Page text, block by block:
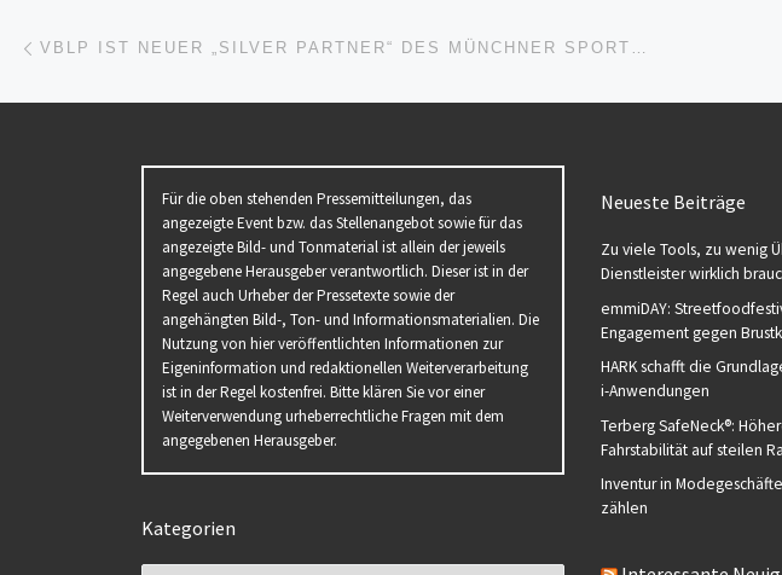
Beitragsnavigation
Für die oben stehenden Pressemitteilungen, das
angezeigte Event bzw. das Stellenangebot sowie für das
angezeigte Bild- und Tonmaterial ist allein der jeweils
angegebene Herausgeber verantwortlich. Dieser ist in der
Regel auch Urheber der Pressetexte sowie der
angehängten Bild-, Ton- und Informationsmaterialien. Die
Nutzung von hier veröffentlichten Informationen zur
Eigeninformation und redaktionellen Weiterverarbeitung
ist in der Regel kostenfrei. Bitte klären Sie vor einer
Weiterverwendung urheberrechtliche Fragen mit dem
angegebenen Herausgeber.
Kategorien
Neueste Beiträge
Zu viele Tools, zu wenig
Dienstleister wirklich
emmiDAY:
Engagement gegen
HARK schafft die
i-Anwendungen
Terberg SafeNeck®:
Fahrstabilität auf steilen
Inventur in
zählen